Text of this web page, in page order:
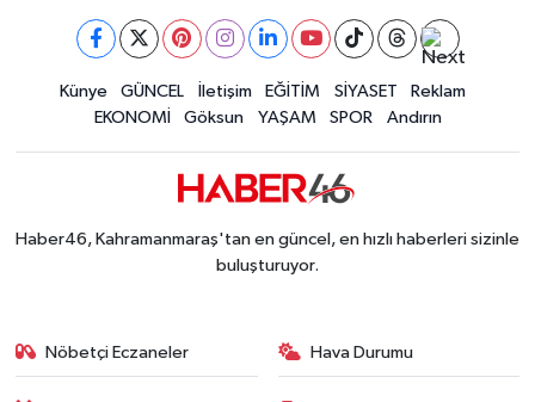
Künye GÜNCEL İletişim EĞİTİM SİYASET
Reklam
EKONOMİ
Göksun YAŞAM SPOR Andırın
Haber46, Kahramanmaraş'tan en güncel, en hızlı haberleri sizinle
buluşturuyor.
Nöbetçi Eczaneler Hava Durumu
YARIŞMALAR
TANITIM